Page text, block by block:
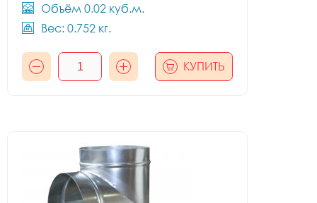
Объём 0.02 куб.м.
Вес: 0.752 кг.
КУПИТЬ